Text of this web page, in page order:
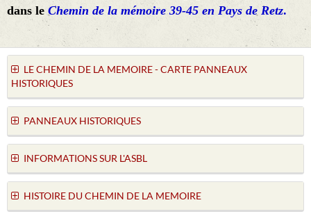
dans le Chemin de la mémoire 39-45 en Pays de Retz.
LE CHEMIN DE LA MEMOIRE - CARTE PANNEAUX
HISTORIQUES
PANNEAUX HISTORIQUES
INFORMATIONS SUR L'ASBL
HISTOIRE DU CHEMIN DE LA MEMOIRE